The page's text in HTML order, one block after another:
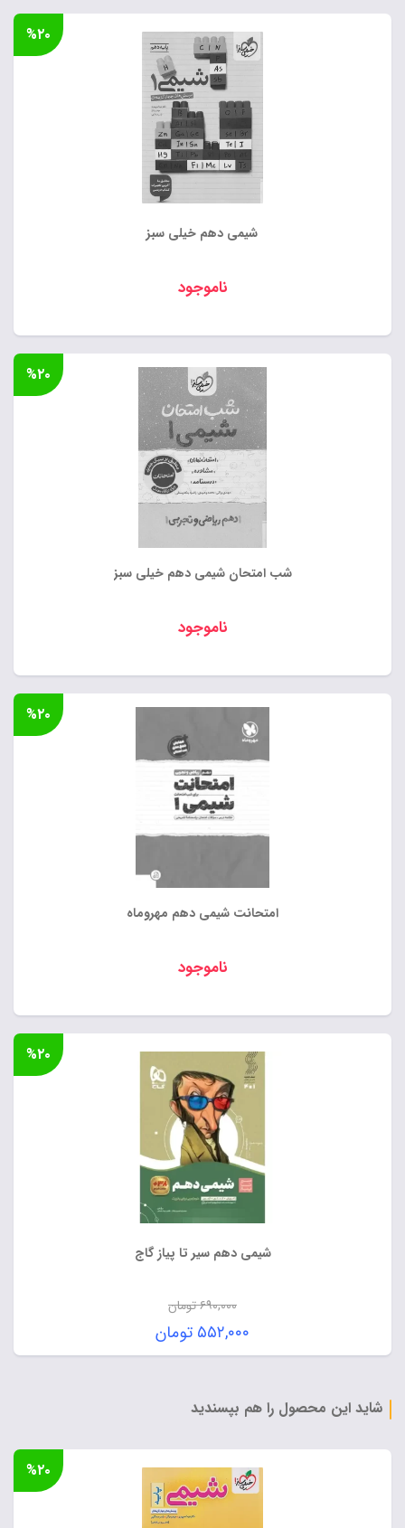
شیمی دهم خیلی سبز
ناموجود
%۲۰
شب امتحان شیمی دهم خیلی سبز
ناموجود
%۲۰
امتحانت شیمی دهم مهروماه
ناموجود
%۲۰
شیمی دهم سیر تا پیاز گاج
۶۹۰,۰۰۰تومان
قیمت
اصلی:
بود.
۵۵۲,۰۰۰ تومان
قیمت
۵۵۲,۰۰۰ تومان.
%۲۰
شاید این محصول را هم بپسندید
%۲۰